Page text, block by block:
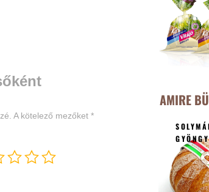
A kötelező mezőket *
AMIRE